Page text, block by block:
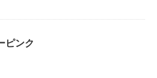
ピンク